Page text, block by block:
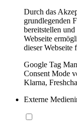
Durch das
grundlegenden
bereitstellen
Webseite
dieser Webseite
Google Tag
Consent Mode
Klarna,
Externe